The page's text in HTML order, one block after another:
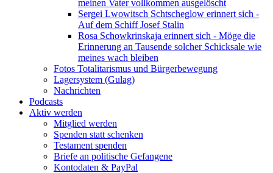
meinen Vater vollkommen ausgelöscht
Sergei Lwowitsch Schtscheglow erinnert sich -
Auf dem Schiff Josef Stalin
Rosa Schowkrinskaja erinnert sich - Möge die
Erinnerung an Tausende solcher Schicksale wie
meines wach bleiben
Fotos Totalitarismus und Bürgerbewegung
Lagersystem (Gulag)
Nachrichten
Podcasts
Aktiv werden
Mitglied werden
Spenden statt schenken
Testament spenden
Briefe an politische Gefangene
Kontodaten & PayPal